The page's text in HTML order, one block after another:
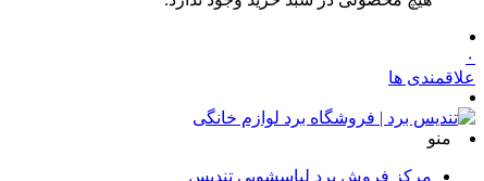
۰
علاقمندی ها
منو
مرکز فروش برد لباسشویی تندیس